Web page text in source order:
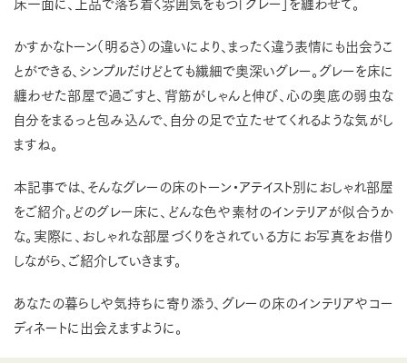
かすかなトーン（明るさ）の違いにより、まったく違う表情にも出会うこ
とができる、シンプルだけどとても繊細で奥深いグレー。グレーを床に
纏わせた部屋で過ごすと、背筋がしゃんと伸び、心の奥底の弱虫な
自分をまるっと包み込んで、自分の足で立たせてくれるような気がし
ますね。
本記事では、そんなグレーの床のトーン・アテイスト別におしゃれ部屋
をご紹介。どのグレー床に、どんな色や素材のインテリアが似合うか
な。実際に、おしゃれな部屋づくりをされている方にお写真をお借り
しながら、ご紹介していきます。
あなたの暮らしや気持ちに寄り添う、グレーの床のインテリアやコー
ディネートに出会えますように。